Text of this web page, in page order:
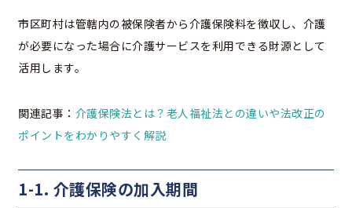
市区町村は管轄内の被保険者から介護保険料を徴収し、介護
が必要になった場合に介護サービスを利用できる財源として
活用します。
関連記事： 介護保険法とは？老人福祉法との違いや法改正の
ポイントをわかりやすく解説
1-1. 介護保険の加入期間